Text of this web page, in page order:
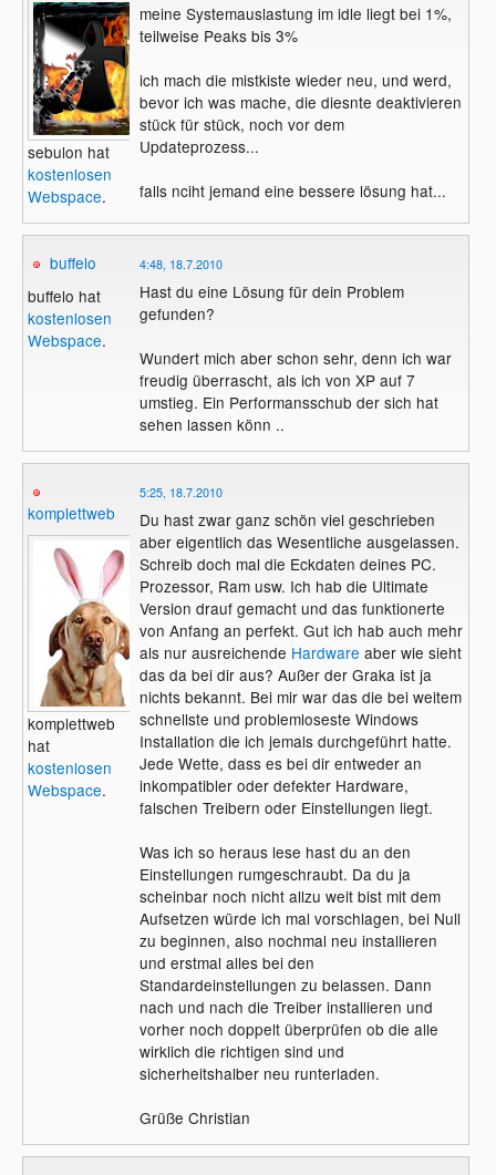
sebulon hat
kostenlosen
Webspace.
meine Systemauslastung im idle liegt bei 1%,
teilweise Peaks bis 3%
ich mach die mistkiste wieder neu, und werd,
bevor ich was mache, die diesnte deaktivieren
stück für stück, noch vor dem
Updateprozess...
falls nciht jemand eine bessere lösung hat...
buffelo
buffelo hat
kostenlosen
Webspace.
4:48, 18.7.2010
Hast du eine Lösung für dein Problem
gefunden?
Wundert mich aber schon sehr, denn ich war
freudig überrascht, als ich von XP auf 7
umstieg. Ein Performansschub der sich hat
sehen lassen könn ..
komplettweb
komplettweb
hat
kostenlosen
Webspace.
5:25, 18.7.2010
Du hast zwar ganz schön viel geschrieben
aber eigentlich das Wesentliche ausgelassen.
Schreib doch mal die Eckdaten deines PC.
Prozessor, Ram usw. Ich hab die Ultimate
Version drauf gemacht und das funktionerte
von Anfang an perfekt. Gut ich hab auch mehr
als nur ausreichende Hardware aber wie sieht
das da bei dir aus? Außer der Graka ist ja
nichts bekannt. Bei mir war das die bei weitem
schnellste und problemloseste Windows
Installation die ich jemals durchgeführt hatte.
Jede Wette, dass es bei dir entweder an
inkompatibler oder defekter Hardware,
falschen Treibern oder Einstellungen liegt.
Was ich so heraus lese hast du an den
Einstellungen rumgeschraubt. Da du ja
scheinbar noch nicht allzu weit bist mit dem
Aufsetzen würde ich mal vorschlagen, bei Null
zu beginnen, also nochmal neu installieren
und erstmal alles bei den
Standardeinstellungen zu belassen. Dann
nach und nach die Treiber installieren und
vorher noch doppelt überprüfen ob die alle
wirklich die richtigen sind und
sicherheitshalber neu runterladen.
Grüße Christian